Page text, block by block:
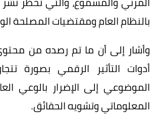
بالنظام العام ومقتضيات المصلحة
وأشار إلى أن ما تم رصده من
أدوات التأثير الرقمي بصورة
الموضوعي إلى الإضرار بالوعي
المعلوماتي وتشويه الحقائق.